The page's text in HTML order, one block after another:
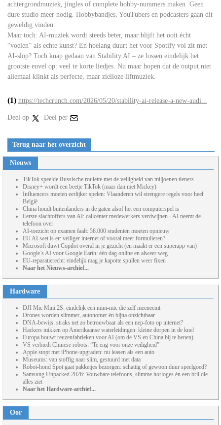
achtergrondmuziek, jingles of complete hobby-nummers maken. Geen
dure studio meer nodig. Hobbybandjes, YouTubers en podcasters gaan dit
geweldig vinden.
Maar toch: AI-muziek wordt steeds beter, maar blijft het ooit écht
“voelen” als echte kunst? En hoelang duurt het voor Spotify vol zit met
AI-slop? Toch knap gedaan van Stability AI – ze lossen eindelijk het
grootste euvel op: veel te korte liedjes. Nu maar hopen dat de output niet
allemaal klinkt als perfecte, maar zielloze liftmuziek.
(1) https://techcrunch.com/2026/05/20/stability-ai-release-a-new-audi...
Deel op Deel per
Terug naar het overzicht
Nieuws
TikTok speelde Russische roulette met de veiligheid van miljoenen tieners
Disney+ wordt een beetje TikTok (maar dan met Mickey)
Influencers moeten eerlijker spelen: Vlaanderen wil strengere regels voor heel
België
China houdt buitenlanders in de gaten alsof het een computerspel is
Eerste slachtoffers van AI: callcenter medewerkers verdwijnen - AI neemt de
telefoon over
AI-toezicht op examen faalt: 58.000 studenten moeten opnieuw
EU AI-wet is er: veiliger internet of vooral meer formulieren?
Microsoft duwt Copilot overal in je gezicht (en maakt er een superapp van)
Google’s AI voor Google Earth: één dag online en alweer weg
EU-reparatierecht: eindelijk mag je kapotte spullen weer fixen
Naar het Nieuws-archief...
Hardware
DJI Mic Mini 2S: eindelijk een mini-mic die zelf meeneemt
Drones worden slimmer, autonomer én bijna onzichtbaar
DNA-bewijs: straks net zo betrouwbaar als een nep-foto op internet?
Hackers mikken op Amerikaanse waterleidingen: kleine dorpen in de knel
Europa bouwt reuzenfabrieken voor AI (om de VS en China bij te benen)
VS verbiedt Chinese robots: “Te eng voor onze veiligheid”
Apple stopt met iPhone-upgraden: nu leasen als een auto
Museums: van stoffig naar slim, gestuurd met data
Robot-hond Spot gaat pakketjes bezorgen: schattig of gewoon duur speelgoed?
Samsung Unpacked 2026: Vouwbare telefoons, slimme horloges én een bril die
alles ziet
Naar het Hardware-archief...
Oor